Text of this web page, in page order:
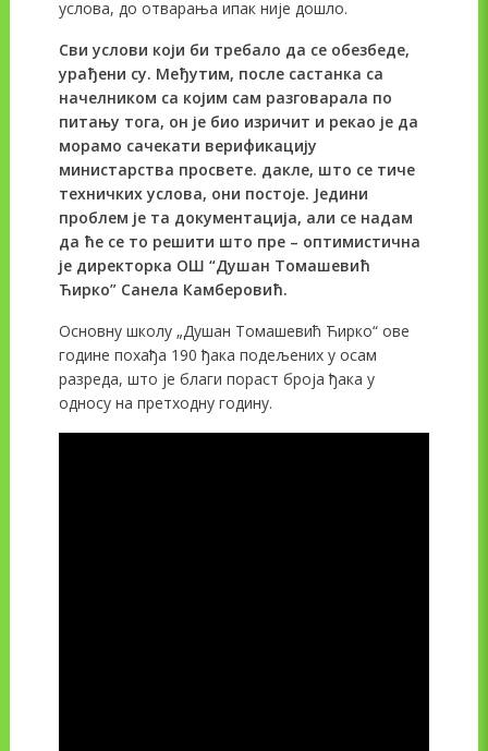
услова, до отварања ипак није дошло.
Сви услови који би требало да се обезбеде,
урађени су. Међутим, после састанка са
начелником са којим сам разговарала по
питању тога, он је био изричит и рекао је да
морамо сачекати верификацију
министарства просвете. дакле, што се тиче
техничких услова, они постоје. Једини
проблем је та документација, али се надам
да ће се то решити што пре – оптимистична
је директорка ОШ “Душан Томашевић
Ћирко” Санела Камберовић.
Основну школу „Душан Томашевић Ћирко“ ове
године похађа 190 ђака подељених у осам
разреда, што је благи пораст броја ђака у
односу на претходну годину.